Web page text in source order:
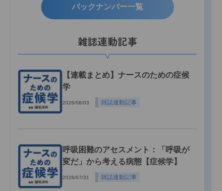
バックナンバー一覧
雑誌連動記事
【連載まとめ】ナースのための症候
学
2026/08/03 雑誌連動記事
呼吸困難のアセスメント：「呼吸が
変だ」から考える病態【症候学】
2026/07/31 雑誌連動記事